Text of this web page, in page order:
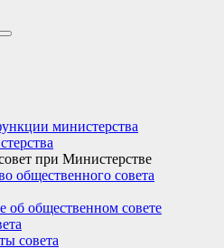
министерства
при Министерстве
общественного совета
об общественном совете
совета